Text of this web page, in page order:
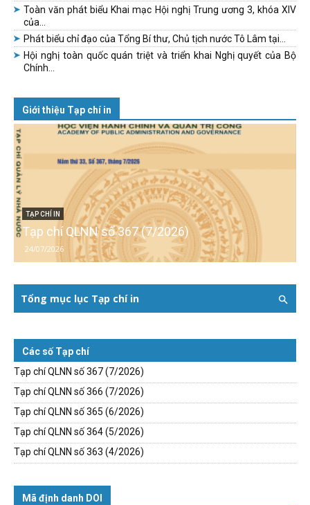
Toàn văn phát biểu Khai mạc Hội nghị Trung ương 3, khóa XIV
của...
Phát biểu chỉ đạo của Tổng Bí thư, Chủ tịch nước Tô Lâm tại...
Hội nghị toàn quốc quán triệt và triển khai Nghị quyết của Bộ
Chính...
Giới thiệu Tạp chí in
TẠP CHÍ IN
Tạp chí QLNN số 367 (7/2026)
24/07/2026
Tổng mục lục Tạp chí in
Các số Tạp chí
Tạp chí QLNN số 367 (7/2026)
Tạp chí QLNN số 366 (7/2026)
Tạp chí QLNN số 365 (6/2026)
Tạp chí QLNN số 364 (5/2026)
Tạp chí QLNN số 363 (4/2026)
Mã định danh DOI